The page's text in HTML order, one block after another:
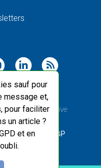
sauf pour
message et,
pour faciliter
un article ?
et en
Presse, sauf Creative
, Back-end : ABP